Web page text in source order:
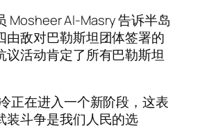
Mosheer Al-Masry 告诉半岛
由敌对巴勒斯坦团体签署的
议活动肯定了所有巴勒斯坦
正在进入一个新阶段，这表
装斗争是我们人民的选